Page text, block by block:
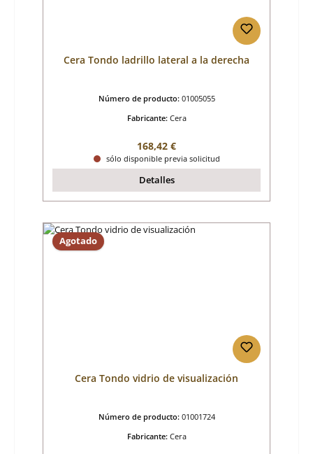
Cera Tondo ladrillo lateral a la derecha
Número de producto: 01005055
Fabricante: Cera
Precio normal:
168,42 €
sólo disponible previa solicitud
Detalles
Agotado
Cera Tondo vidrio de visualización
Número de producto: 01001724
Fabricante: Cera